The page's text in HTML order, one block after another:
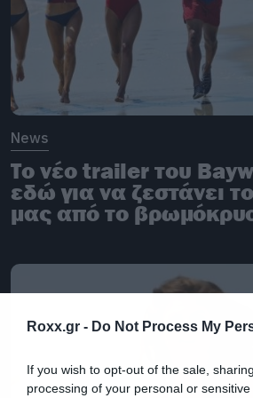
Roxx.gr - Do Not Process My
If you wish to opt-out of the sale,
processing of your personal or
News
Το νέο trailer του
εδώ για να ζεστάνει
μας από το